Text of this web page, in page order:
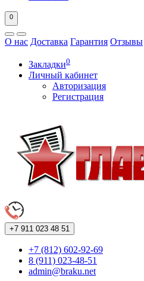
0
О нас Доставка Гарантия Отзывы
Закладки0
Личный кабинет
Авторизация
Регистрация
+7 911 023 48 51
+7 (812) 602-92-69
8 (911) 023-48-51
admin@braku.net